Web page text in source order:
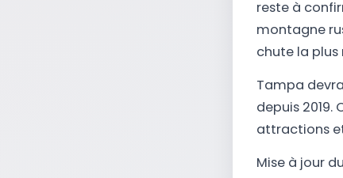
reste à
montagne
chute la
Tampa
depuis
attractions
Mise à jour